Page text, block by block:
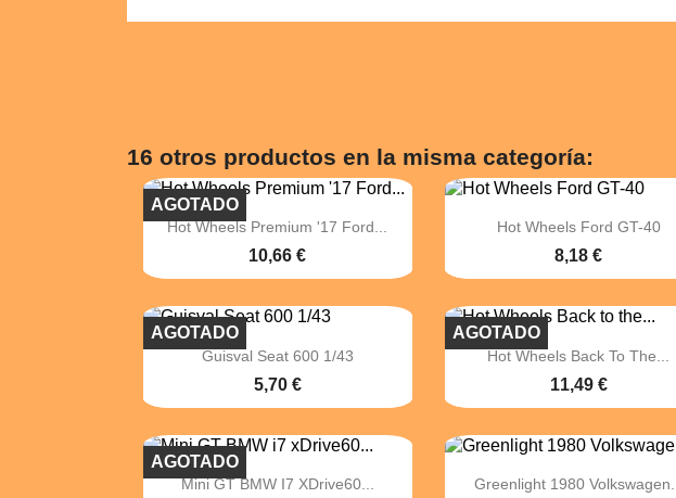
16 otros productos en la misma categoría:
 Vista rápida
Hot Wheels Premium '17 Ford...
10,66 €
AGOTADO
 Vista rápida
Hot Wheels Ford GT-40
8,18 €
 Vista rápida
Guisval Seat 600 1/43
5,70 €
AGOTADO
 Vista rápida
Hot Wheels Back To The...
11,49 €
AGOTADO
 Vista rápida
Mini GT BMW I7 XDrive60...
AGOTADO
 Vista rápida
Greenlight 1980 Volkswagen...